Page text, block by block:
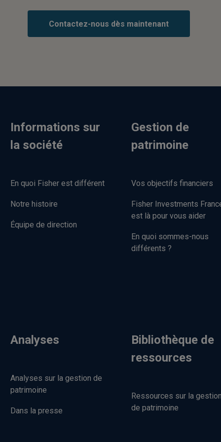
Contactez-nous dès maintenant
Informations sur
la société
En quoi Fisher est différent
Notre histoire
Équipe de direction
Gestion de
patrimoine
Vos objectifs financiers
Fisher Investments
est là pour vous aider
En quoi sommes-nous
différents ?
Analyses
Analyses sur la gestion de
patrimoine
Dans la presse
Bibliothèque de
ressources
Ressources sur la gestion
de patrimoine